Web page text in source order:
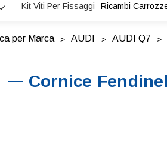
Kit Viti Per Fissaggi Ricambi
per Marca AUDI AUDI Q7
Cornice